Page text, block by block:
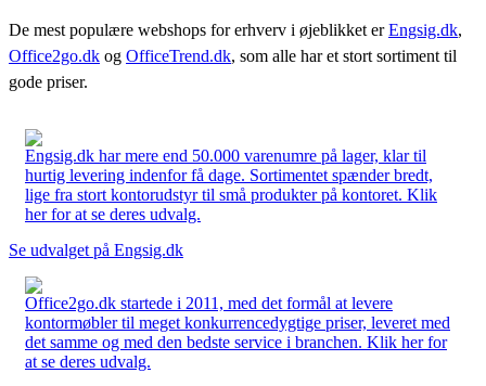
De mest populære webshops for erhverv i øjeblikket erEngsig.dk,
Office2go.dk og OfficeTrend.dk, som alle har et stort sortiment til
gode priser.
Engsig.dk har mere end 50.000 varenumre på lager, klar til
hurtig levering indenfor få dage. Sortimentet spænder bredt,
lige fra stort kontorudstyr til små produkter på kontoret. Klik
her for at se deres udvalg.
Se udvalget på Engsig.dk
Office2go.dk startede i 2011, med det formål at levere
kontormøbler til meget konkurrencedygtige priser, leveret med
det samme og med den bedste service i branchen. Klik her for
at se deres udvalg.